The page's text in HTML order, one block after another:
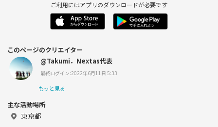
ご利用にはアプリのダウンロードが必要です
このページのクリエイター
@Takumi．Nextas代表
最終ログイン:2022年6月11日 5:33
もっと見る
主な活動場所
東京都